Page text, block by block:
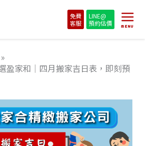
免費
客服
LINE@
預約估價
MENU
盈家和｜四月搬家吉日表，即刻預